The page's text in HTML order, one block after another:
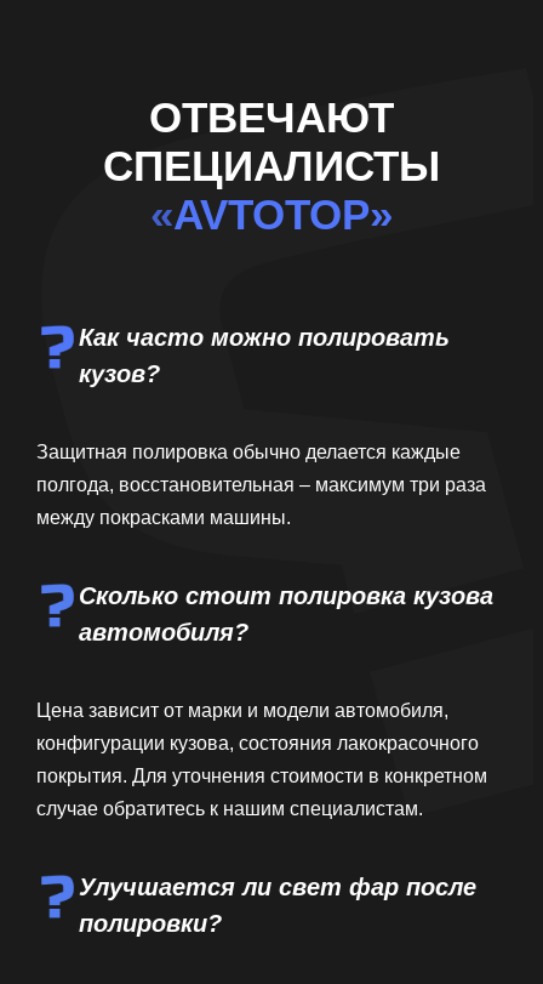
ОТВЕЧАЮТ
СПЕЦИАЛИСТЫ
«AVTOTOP»
Как часто можно полировать
кузов?
Защитная полировка обычно делается каждые
полгода, восстановительная – максимум три раза
между покрасками машины.
Сколько стоит полировка кузова
автомобиля?
Цена зависит от марки и модели автомобиля,
конфигурации кузова, состояния лакокрасочного
покрытия. Для уточнения стоимости в конкретном
случае обратитесь к нашим специалистам.
Улучшается ли свет фар после
полировки?